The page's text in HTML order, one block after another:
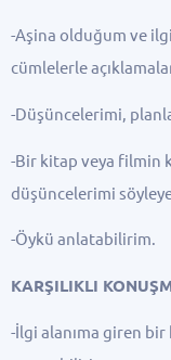
-Aşina olduğum ve
cümlelerle
-Düşüncelerimi,
-Bir kitap veya filmin
düşüncelerimi
-Öykü anlatabilirim.
KARŞILIKLI
-İlgi alanıma giren